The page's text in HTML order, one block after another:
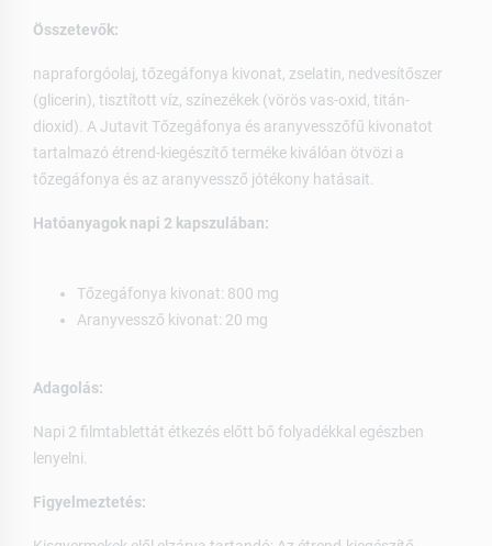
Összetevők:
napraforgóolaj, tőzegáfonya kivonat, zselatin, nedvesítőszer
(glicerin), tisztított víz, színezékek (vörös vas-oxid, titán-
dioxid). A Jutavit Tőzegáfonya és aranyvesszőfű kivonatot
tartalmazó étrend-kiegészítő terméke kiválóan ötvözi a
tőzegáfonya és az aranyvessző jótékony hatásait.
Hatóanyagok napi 2 kapszulában:
Tőzegáfonya kivonat: 800 mg
Aranyvessző kivonat: 20 mg
Adagolás:
Napi 2 filmtablettát étkezés előtt bő folyadékkal egészben
lenyelni.
Figyelmeztetés: